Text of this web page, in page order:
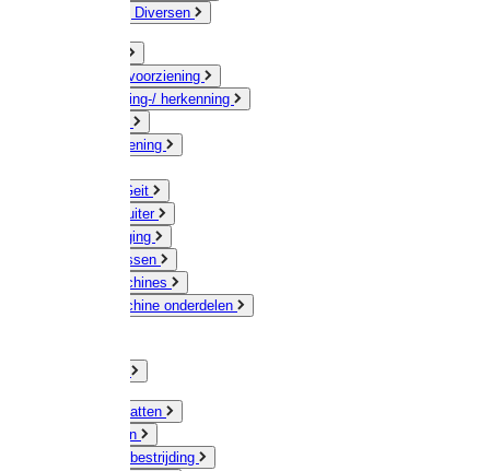
Afrastering Diversen
Drinkwatervoorziening
Veemarkering-/ herkenning
Voervoorziening
Schaap / Geit
Paard & Ruiter
Veeverzorging
Scheermessen
Scheermachines
Scheermachine onderdelen
Muizen / Ratten
Drukspuiten
Ongediertebestrijding